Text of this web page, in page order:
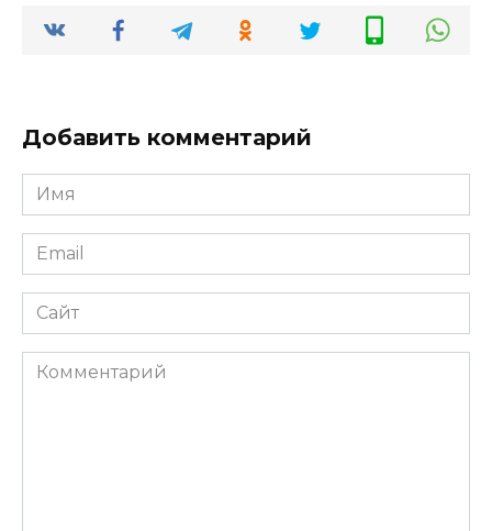
Добавить комментарий
Имя
*
Email
*
Сайт
Комментарий